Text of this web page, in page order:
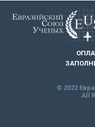
© 2022
All